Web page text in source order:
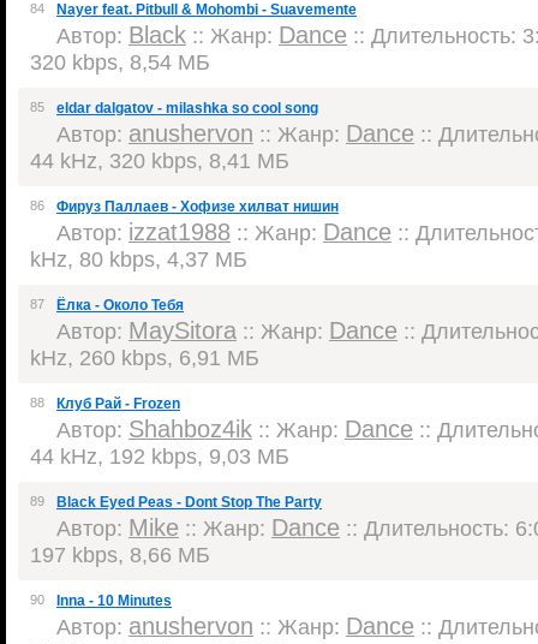
84 Nayer feat. Pitbull & Mohombi - Suavemente
Автор: Black :: Жанр: Dance :: Длительность:
320 kbps, 8,54 МБ
85 eldar dalgatov - milashka so cool song
Автор: anushervon :: Жанр: Dance ::
44 kHz, 320 kbps, 8,41 МБ
86 Фируз Паллаев - Хофизе хилват нишин
Автор: izzat1988 :: Жанр: Dance ::
kHz, 80 kbps, 4,37 МБ
87 Ёлка - Около Тебя
Автор: MaySitora :: Жанр: Dance ::
kHz, 260 kbps, 6,91 МБ
88 Клуб Рай - Frozen
Автор: Shahboz4ik :: Жанр: Dance ::
44 kHz, 192 kbps, 9,03 МБ
89 Black Eyed Peas - Dont Stop The Party
Автор: Mike :: Жанр: Dance :: Длительность:
197 kbps, 8,66 МБ
90 Inna - 10 Minutes
Автор: anushervon :: Жанр: Dance ::